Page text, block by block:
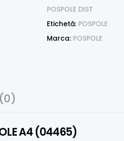
POSPOLE DIST
Etichetă: POSPOLE
Marca: POSPOLE
A4 (04465)